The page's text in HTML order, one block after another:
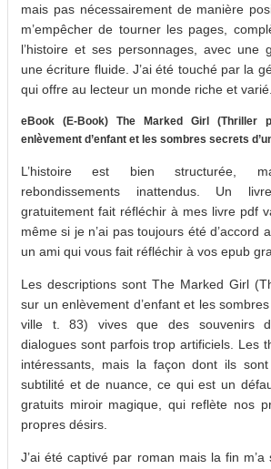
mais pas nécessairement de manière
m’empêcher de tourner les pages,
l’histoire et ses personnages, avec une
une écriture fluide. J’ai été touché par la
qui offre au lecteur un monde riche et varié.
eBook (E-Book) The Marked Girl (Thriller
enlèvement d’enfant et les sombres secrets
L’histoire est bien structurée,
rebondissements inattendus. Un
gratuitement fait réfléchir à mes livre pdf
même si je n’ai pas toujours été d’accord
un ami qui vous fait réfléchir à vos epub
Les descriptions sont The Marked Girl
sur un enlèvement d’enfant et les
ville t. 83) vives que des souvenirs
dialogues sont parfois trop artificiels. Les
intéressants, mais la façon dont ils
subtilité et de nuance, ce qui est un
gratuits miroir magique, qui reflète nos
propres désirs.
J’ai été captivé par roman mais la fin